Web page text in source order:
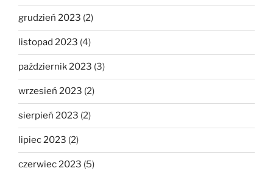
grudzień 2023 (2)
listopad 2023 (4)
październik 2023 (3)
wrzesień 2023 (2)
sierpień 2023 (2)
lipiec 2023 (2)
czerwiec 2023 (5)